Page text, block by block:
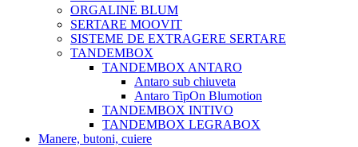
ORGALINE BLUM
SERTARE MOOVIT
SISTEME DE EXTRAGERE SERTARE
TANDEMBOX
TANDEMBOX ANTARO
Antaro sub chiuveta
Antaro TipOn Blumotion
TANDEMBOX INTIVO
TANDEMBOX LEGRABOX
Manere, butoni, cuiere